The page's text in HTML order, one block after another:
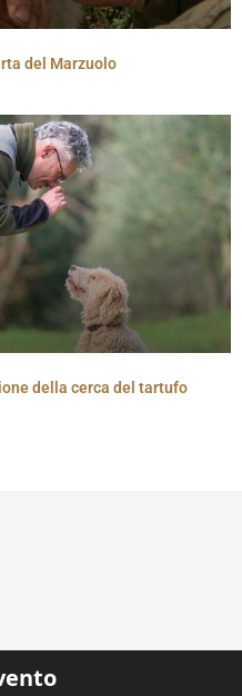
del Marzuolo
della cerca del tartufo